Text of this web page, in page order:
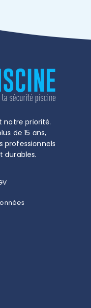
notre priorité.
de 15 ans,
professionnels
durables.